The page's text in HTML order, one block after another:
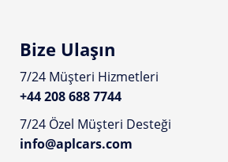
Bize Ulaşın
7/24 Müşteri Hizmetleri
+44 208 688 7744
7/24 Özel Müşteri Desteği
info@aplcars.com